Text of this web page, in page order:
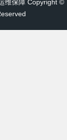
维保障 Copyright ©